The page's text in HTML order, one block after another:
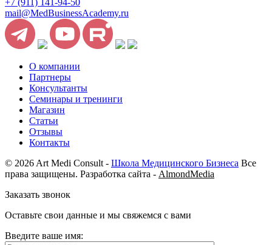
+7 (911) 141-94-50
mail@MedBusinessAcademy.ru
О компании
Партнеры
Консультанты
Семинары и тренинги
Магазин
Статьи
Отзывы
Контакты
© 2026 Art Medi Consult - Школа Медицинского Бизнеса Все
права защищены. Разработка сайта - AlmondMedia
Заказать звонок
Оставьте свои данные и мы свяжемся с вами
Введите ваше имя: